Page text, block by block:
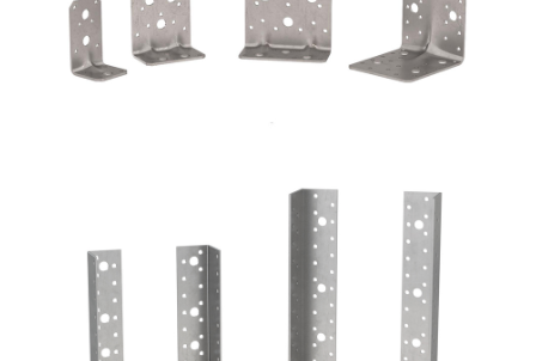
Scarpe metalliche BSI
ROTHOBLAAS